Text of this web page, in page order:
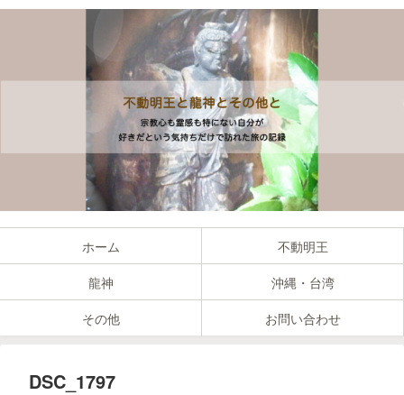
ホーム
不動明王
龍神
沖縄・台湾
その他
お問い合わせ
DSC_1797